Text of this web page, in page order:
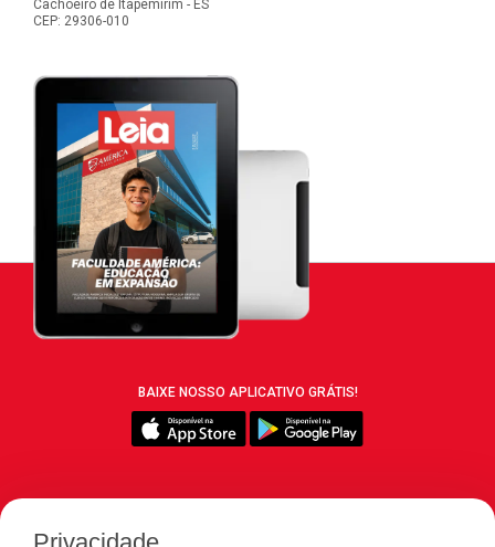
Cachoeiro de Itapemirim - ES
CEP: 29306-010
BAIXE NOSSO APLICATIVO GRÁTIS!